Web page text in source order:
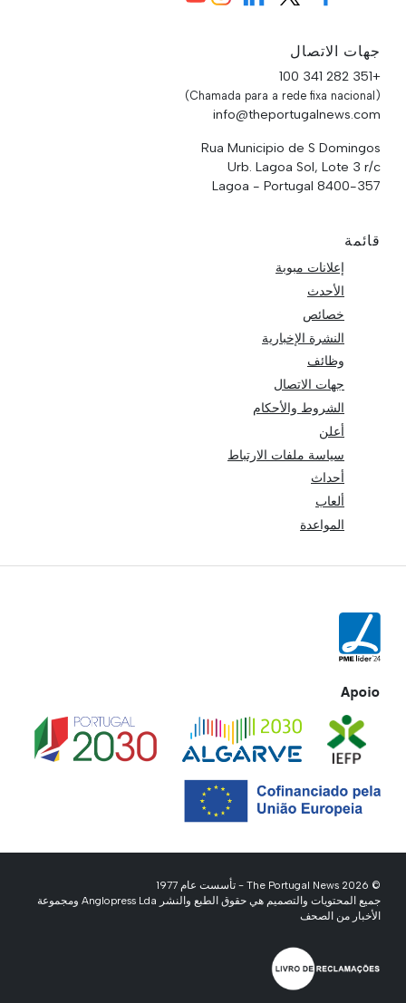
جهات الاتصال
+351 282 341 100
(Chamada para a rede fixa nacional)
info@theportugalnews.com
Rua Municipio de S Domingos
Urb. Lagoa Sol, Lote 3 r/c
8400-357 Lagoa - Portugal
قائمة
إعلانات مبوبة
الأحدث
خصائص
النشرة الإخبارية
وظائف
جهات الاتصال
الشروط والأحكام
أعلن
سياسة ملفات الارتباط
أحداث
ألعاب
المواعدة
Apoio
© 2026 The Portugal News - تأسست عام 1977
جميع المحتويات والتصميم هي حقوق الطبع والنشر Anglopress Lda ومجموعة
الأخبار من الصحف